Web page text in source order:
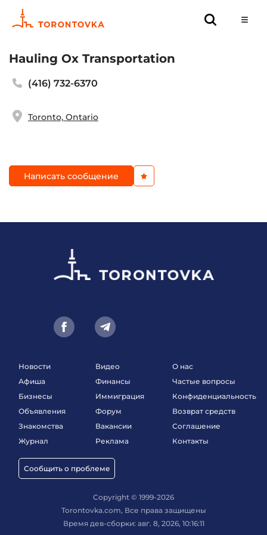
Hauling Ox Transportation
(416) 732-6370
Toronto, Ontario
Написать сообщение
Новости
Афиша
Бизнесы
Объявления
Знакомства
Журнал
Сообщить о проблеме
Видео
Финансы
Иммиграция
Форум
Вакансии
Реклама
О нас
Частые вопросы
Конфиденциальность
Возврат средств
Соглашение
Контакты
Copyright © 1999-2026
Torontovka.com, Все права защищены
Время дев-сборки: авг. 8, 2026, 10:16:11